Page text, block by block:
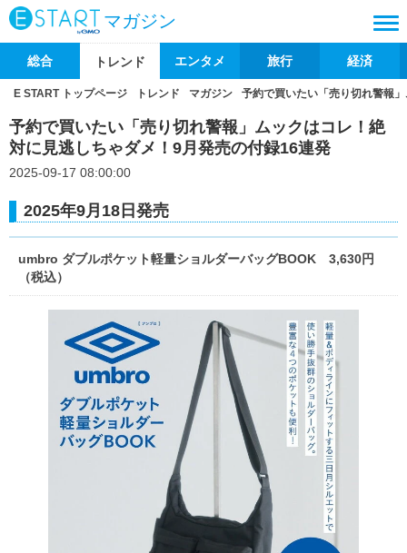
マガジン
総合 トレンド エンタメ 旅行 経済
E START トップページ トレンド マガジン 予約で買いたい「売り切れ警報
予約で買いたい「売り切れ警報」ムックはコレ！絶
対に見逃しちゃダメ！9月発売の付録16連発
2025-09-17 08:00:00
2025年9月18日発売
umbro ダブルポケット軽量ショルダーバッグBOOK 3,630円
（税込）